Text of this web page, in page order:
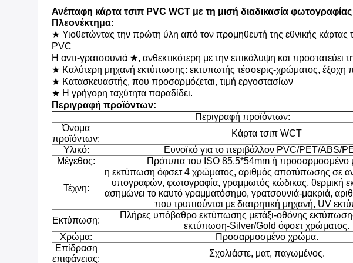
Ανέπαφη κάρτα τσιπ PVC WCT με τη μισή διαδικασία
Πλεονέκτημα:
★ Υιοθετώντας την πρώτη ύλη από τον προμηθευτή της εθνικής κάρτας
PVC
Η αντι-γρατσουνιά ★, ανθεκτικότερη με την επικάλυψη και προστατεύει
★ Καλύτερη μηχανή εκτύπωσης: εκτυπωτής τέσσερις-χρώματος, έξοχη
★ Κατασκευαστής, που προσαρμόζεται, τιμή εργοστασίων
★ Η γρήγορη ταχύτητα παραδίδει.
Περιγραφή προϊόντων:
Περιγραφή προϊόντων:
Όνομα
προϊόντων:
Κάρτα τσιπ WCT
Υλικό:
Ευνοϊκό για το περιβάλλον PVC/PET/ABS/
Μέγεθος:
Πρότυπα του ISO 85.5*54mm ή προσαρμοσμένο
Τέχνη:
η εκτύπωση όφσετ 4 χρώματος, αριθμός αποτύπωσης σε
υπογραφών, φωτογραφία, γραμμωτός κώδικας, θερμική
ασημώνει το καυτό γραμματόσημο, γρατσουνιά-μακριά,
που τρυπιούνται με διατρητική μηχανή, UV
Εκτύπωση:
Πλήρες υπόβαθρο εκτύπωσης μετάξι-οθόνης
εκτύπωση-Silver/Gold όφσετ χρώματος.
Χρώμα:
Προσαρμοσμένο χρώμα.
Επίδραση
επιφάνειας:
Σχολιάστε, ματ, παγωμένος.